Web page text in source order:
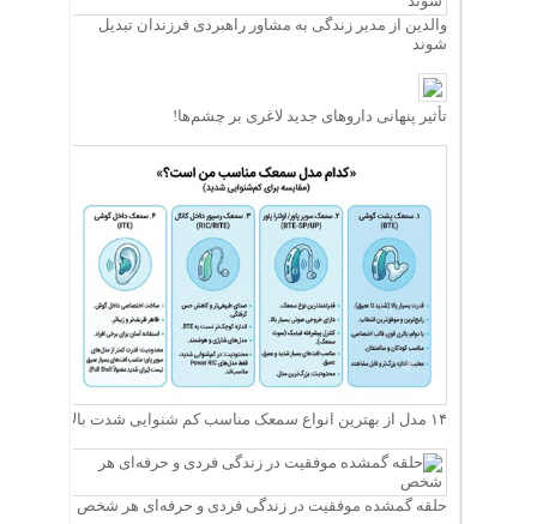
والدین از مدیر زندگی به مشاور راهبردی فرزندان تبدیل
شوند
تأثیر پنهانی داروهای جدید لاغری بر چشم‌ها!
۱۴ مدل از بهترین انواع سمعک مناسب کم شنوایی شدت بالا
حلقه گمشده موفقیت در زندگی فردی و حرفه‌ای هر شخص